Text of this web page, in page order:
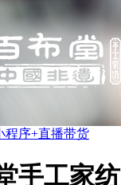
程序+直播带货
手工家纺